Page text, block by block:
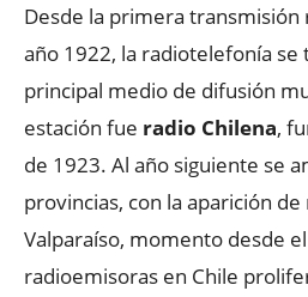
Desde la primera transmisión
año 1922, la radiotelefonía
principal medio de difusión
estación fue radio Chilena,
de 1923. Al año siguiente se
provincias, con la aparición
Valparaíso, momento desde
radioemisoras en Chile